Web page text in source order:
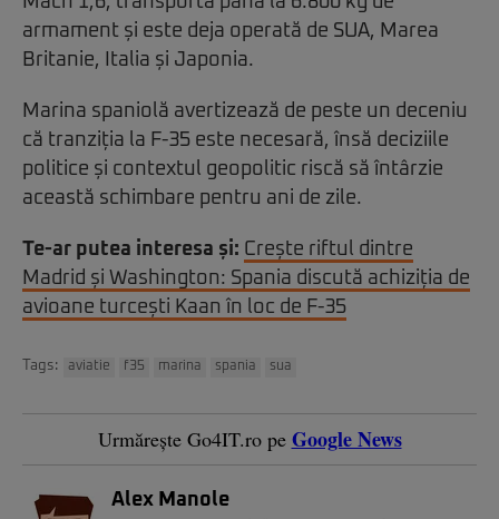
armament și este deja operată de SUA, Marea
Britanie, Italia și Japonia.
Marina spaniolă avertizează de peste un deceniu
că tranziția la F-35 este necesară, însă deciziile
politice și contextul geopolitic riscă să întârzie
această schimbare pentru ani de zile.
Te-ar putea interesa și: Crește riftul dintre
Madrid și Washington: Spania discută achiziția de
avioane turcești Kaan în loc de F-35
Tags: aviatie f35 marina spania sua
Urmărește Go4IT.ro pe Google News
Alex Manole